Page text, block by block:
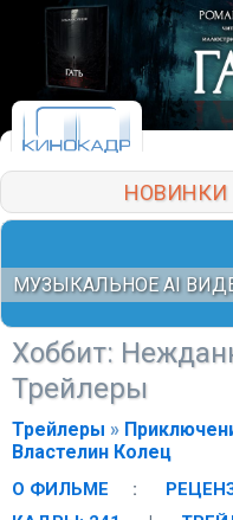
НОВИНКИ
МУЗЫКАЛЬНОЕ AI
Хоббит:
Трейлеры
Трейлеры »
Властелин Колец
О ФИЛЬМЕ :